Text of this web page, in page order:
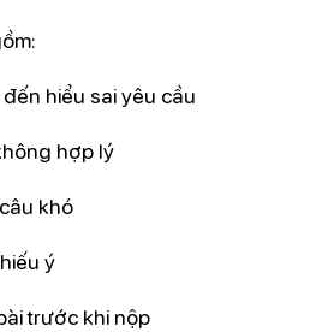
hiểu sai yêu cầu
hợp lý
khó
ý
trước khi nộp